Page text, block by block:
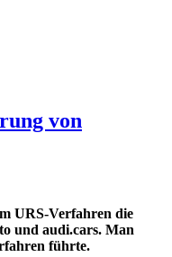
von
URS-Verfahren die
und audi.cars. Man
führte.